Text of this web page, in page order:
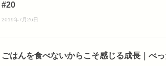
#20
2019年7月26日
ごはんを食べないからこそ感じる成長｜べ